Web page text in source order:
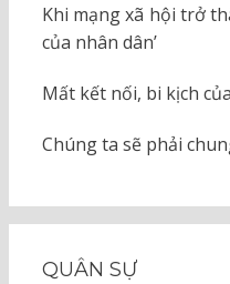
Khi mạng xã hội trở
của nhân dân’
Mất kết nối, bi kịch
Chúng ta sẽ phải
QUÂN SỰ